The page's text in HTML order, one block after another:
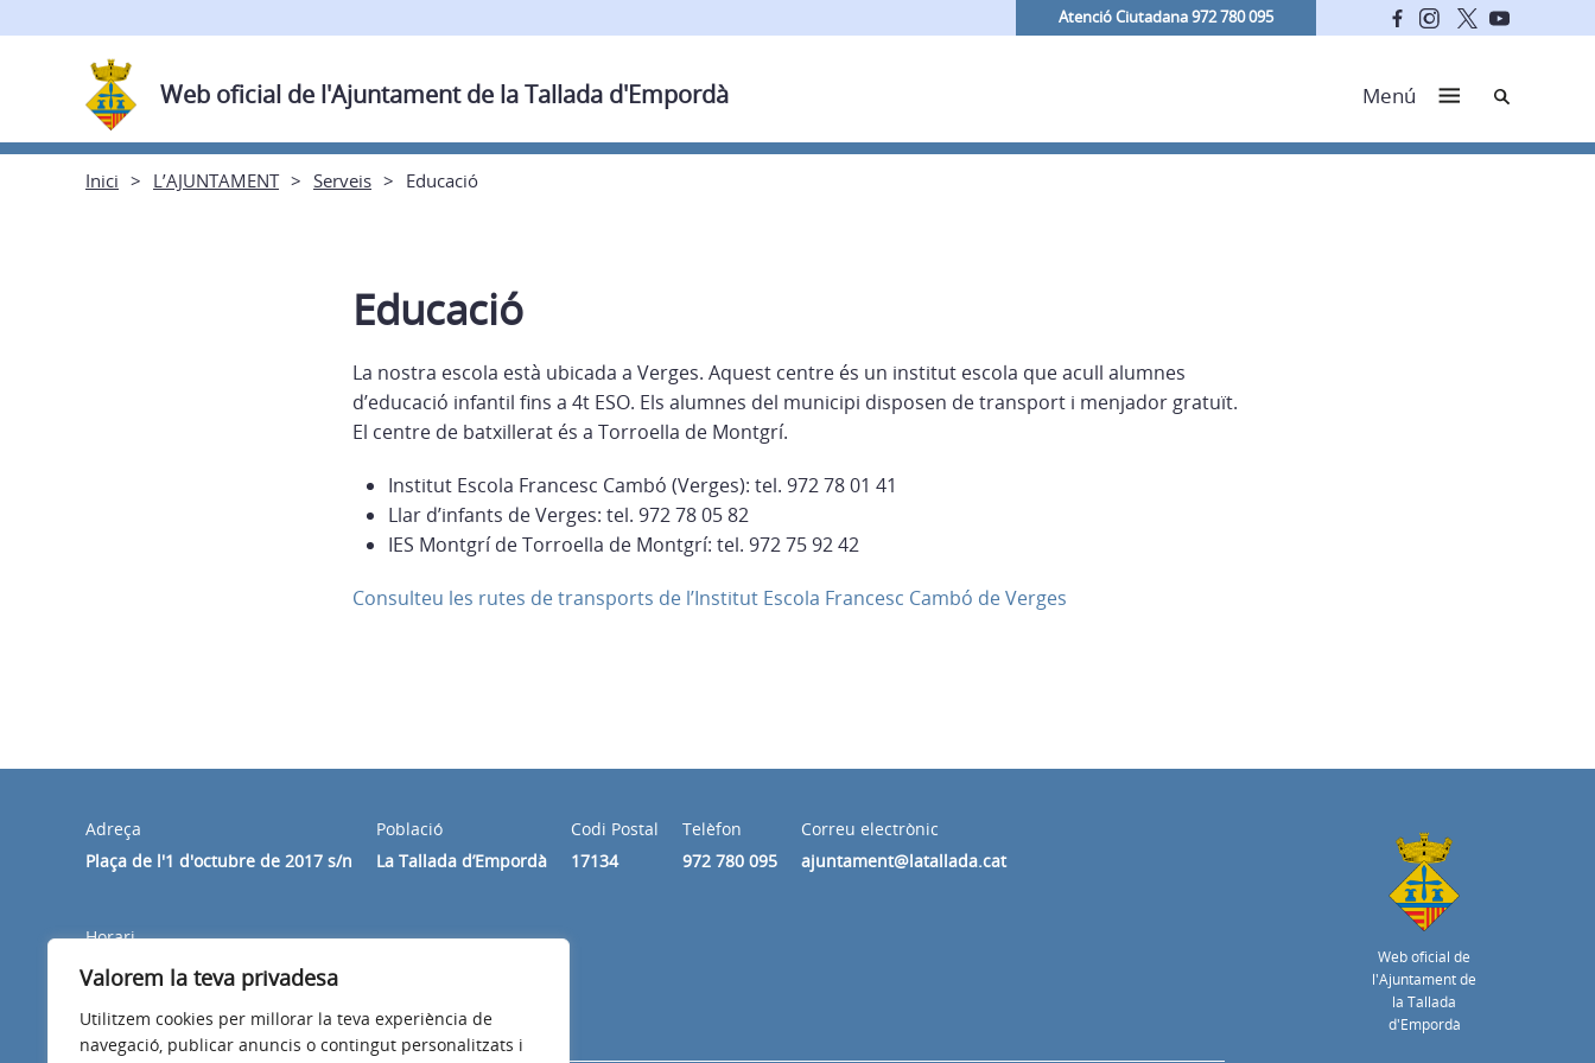
Valorem la teva privadesa
Utilitzem cookies per millorar la teva experiència de
navegació, publicar anuncis o contingut personalitzats i
Atenció Ciutadana 972 780 095
Web oficial de l'Ajuntament de la Tallada d'Empordà Menú Cerca
Inici L’AJUNTAMENT Serveis Educació
Educació
La nostra escola està ubicada a Verges. Aquest centre és un institut escola que acull alumnes
d’educació infantil fins a 4t ESO. Els alumnes del municipi disposen de transport i menjador gratuït.
El centre de batxillerat és a Torroella de Montgrí.
Institut Escola Francesc Cambó (Verges): tel. 972 78 01 41
Llar d’infants de Verges: tel. 972 78 05 82
IES Montgrí de Torroella de Montgrí: tel. 972 75 92 42
Consulteu les rutes de transports de l’Institut Escola Francesc Cambó de Verges
Adreça
Plaça de l'1 d'octubre de 2017 s/n
Població
La Tallada d’Empordà
Codi Postal
17134
Telèfon
972 780 095
Correu electrònic
ajuntament@latallada.cat
Horari
Dilluns a divendres de 8:30 a 14:00h
Web oficial de
l'Ajuntament de
la Tallada
d'Empordà